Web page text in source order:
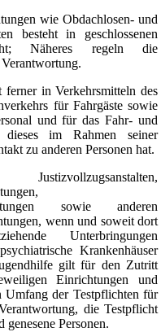
wie Obdachlosen- und
besteht in geschlossenen
Näheres regeln die
in Verkehrsmitteln des
für Fahrgäste sowie
und für das Fahr- und
dieses im Rahmen seiner
zu anderen Personen hat.
sowie anderen
wenn und soweit dort
Unterbringungen
Krankenhäuser
gilt für den Zutritt
Einrichtungen und
Umfang der Testpflichten für
die Testpflicht
Personen.